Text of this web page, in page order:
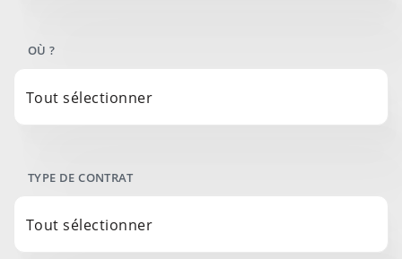
OÙ ?
Tout sélectionner
TYPE DE CONTRAT
Tout sélectionner